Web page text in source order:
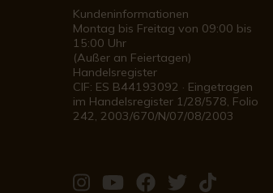
Kundeninformationen
Montag bis Freitag von 09:00 bis
15:00 Uhr
(Außer an Feiertagen)
Handelsregister
CIF: ES B44193092 · Eingetragen
im Handelsregister 1/28/578, Folio
242, 2003/670/N/07/08/2003